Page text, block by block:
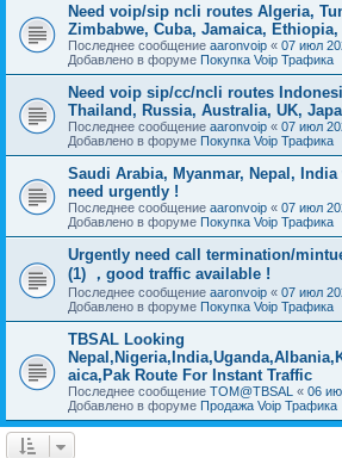
Need voip/sip ncli routes Algeria,
Zimbabwe, Cuba, Jamaica, Ethiopia,
Последнее сообщение aaronvoip « 07 июл
Добавлено в форуме Покупка Voip Трафика
Need voip sip/cc/ncli routes
Thailand, Russia, Australia, UK,
Последнее сообщение aaronvoip « 07 июл
Добавлено в форуме Покупка Voip Трафика
Saudi Arabia, Myanmar, Nepal,
need urgently !
Последнее сообщение aaronvoip « 07 июл
Добавлено в форуме Покупка Voip Трафика
Urgently need call termination/
(1) ，good traffic available !
Последнее сообщение aaronvoip « 07 июл
Добавлено в форуме Покупка Voip Трафика
TBSAL Looking
aica,Pak Route For Instant Traffic
Последнее сообщение TOM@TBSAL « 06
Добавлено в форуме Продажа Voip Трафика